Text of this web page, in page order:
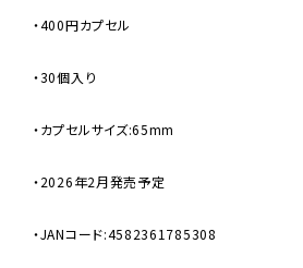
・400円カプセル
・30個入り
・カプセルサイズ:65mm
・2026年2月発売予定
・JANコード:4582361785308